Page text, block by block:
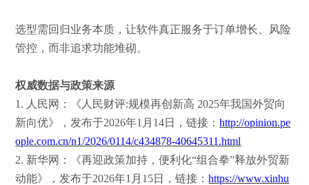
选型需回归业务本质，让软件真正服务于订单增长、风险
管控，而非追求功能堆砌。
权威数据与政策来源
1. 人民网：《人民财评:规模再创新高 2025年我国外贸向
新向优》，发布于2026年1月14日，链接：http://opinion.pe
ople.com.cn/n1/2026/0114/c434878-40645311.html
2. 新华网：《再迎政策加持，便利化“组合拳”释放外贸新
动能》，发布于2026年1月15日，链接：https://www.xinhu